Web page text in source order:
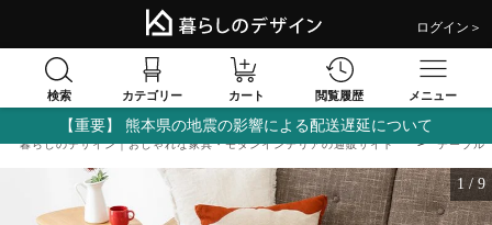
ログイン＞
検索 カテゴリー カート 閲覧履歴 メニュー
【重要】 熊本県の地震の影響による配送遅延について
暮らしのデザイン｜おしゃれな家具・モダンインテリアの通販サイト テーブル
1 / 9